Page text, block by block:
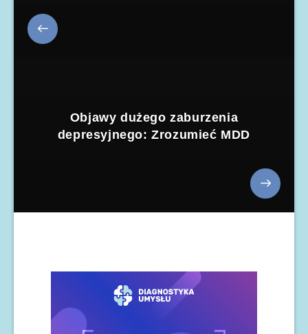
Objawy dużego zaburzenia
depresyjnego: Zrozumieć MDD